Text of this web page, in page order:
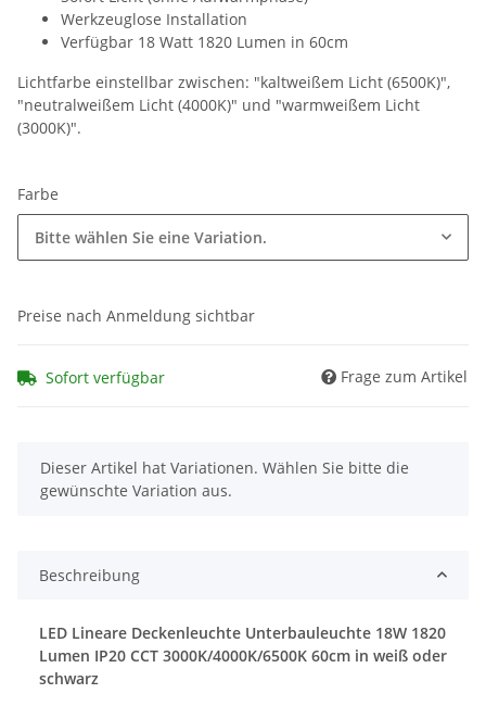
Werkzeuglose Installation
Verfügbar 18 Watt 1820 Lumen in 60cm
Lichtfarbe einstellbar zwischen: "kaltweißem Licht (6500K)",
"neutralweißem Licht (4000K)" und "warmweißem Licht
(3000K)".
Farbe
Bitte wählen Sie eine Variation.
Preise nach Anmeldung sichtbar
Sofort verfügbar Frage zum Artikel
x
Dieser Artikel hat Variationen. Wählen Sie bitte die
gewünschte Variation aus.
Beschreibung
LED Lineare Deckenleuchte Unterbauleuchte 18W 1820
Lumen IP20 CCT 3000K/4000K/6500K 60cm in weiß oder
schwarz